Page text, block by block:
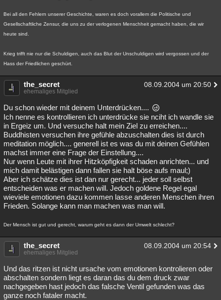
Bei all den Fehlern unserer Geschichte, waren es doch vorallem die Politische und
Gesellschaftliche Zensur, die uns zu der verlogenen Menschheit gemacht haben, die wir
heute sind.
Krieg trifft nie nur die Schuldigen, auch das Blut der Unschuldigen wird vergossen und der
Hass der Friedlichen geschürt.
the_secret 08.09.2004 um 20:50
ehemaliges Mitglied
Du schon wieder mit deinem Unterdrücken....
Ich nenne es kontrollieren ich unterdrücke sie nciht ich wandle sie
in Ergeiz um. Und versuche halt mein Ziel zu erreichen....
Buddhisten versuchen ihre gefühle abzuschalten dies ist durch
meditation möglich.... generell ist es was du mit deinen Gefühlen
machst immer eine Frage der Einstellung....
Nur wenn Leute mit ihrer Hitzköpfigkeit schaden anrichten... und
mich damit belästigen dann fallen sie halt böse aufs maul;)
Aber ich schätze dies ist dan nur gerecht... jeder soll selbst
entscheiden was er machen will. Jedoch goldene Regel egal
wieviele emotionen dazu kommen lasse anderen Menschen ihren
Frieden. Solange kann man machen was man will.
Der Mensch ist gut und gerecht, warum geht es dann der Umwelt schlecht?
the_secret 08.09.2004 um 20:54
ehemaliges Mitglied
Und das ritzen ist nicht ursache vom emotionen kontrolieren oder
abschalten sondern liegt es daran das du dem druck zwar
nachgegeben hast jedoch das falsche Ventil gefunden was das
ganze noch fataler macht.